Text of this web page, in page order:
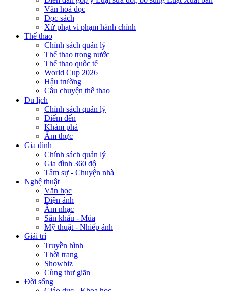
Văn hoá đọc
Đọc sách
Xử phạt vi phạm hành chính
Thể thao
Chính sách quản lý
Thể thao trong nước
Thể thao quốc tế
World Cup 2026
Hậu trường
Câu chuyện thể thao
Du lịch
Chính sách quản lý
Điểm đến
Khám phá
Ẩm thực
Gia đình
Chính sách quản lý
Gia đình 360 độ
Tâm sự - Chuyện nhà
Nghệ thuật
Văn học
Điện ảnh
Âm nhạc
Sân khấu - Múa
Mỹ thuật - Nhiếp ảnh
Giải trí
Truyền hình
Thời trang
Showbiz
Cùng thư giãn
Đời sống